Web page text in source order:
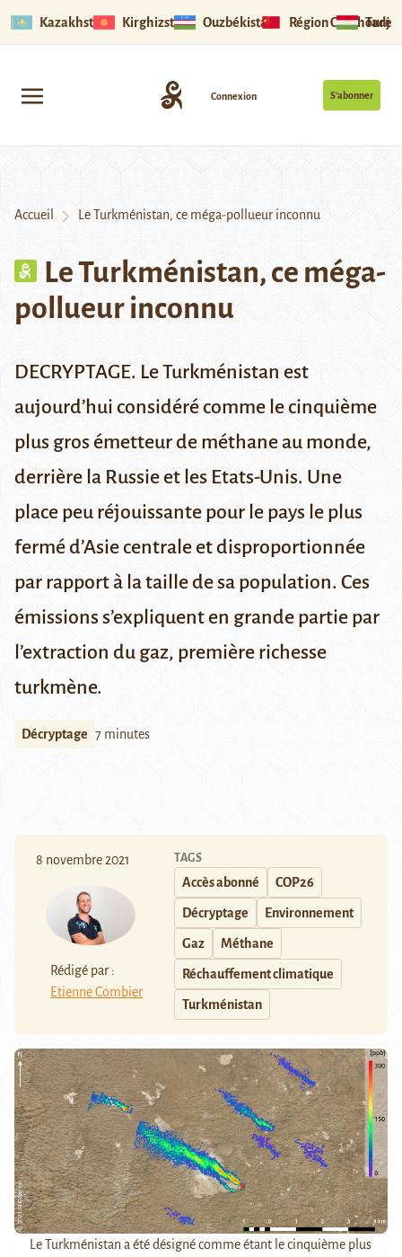
Kazakhstan Kirghizstan Ouzbékistan Région Ouïghoure
S’abonner
Connexion
Accueil Le Turkménistan, ce méga-pollueur inconnu
Le Turkménistan, ce méga-
pollueur inconnu
DECRYPTAGE. Le Turkménistan est
aujourd’hui considéré comme le cinquième
plus gros émetteur de méthane au monde,
derrière la Russie et les Etats-Unis. Une
place peu réjouissante pour le pays le plus
fermé d’Asie centrale et disproportionnée
par rapport à la taille de sa population. Ces
émissions s’expliquent en grande partie par
l’extraction du gaz, première richesse
turkmène.
Décryptage 7 minutes
8 novembre 2021
Rédigé par :
Etienne Combier
TAGS
Accès abonné COP26
Décryptage Environnement
Gaz Méthane
Réchauffement climatique
Turkménistan
Le Turkménistan a été désigné comme étant le cinquième plus